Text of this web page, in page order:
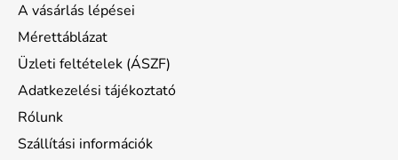
A vásárlás lépései
Mérettáblázat
Üzleti feltételek (ÁSZF)
Adatkezelési tájékoztató
Rólunk
Szállítási információk